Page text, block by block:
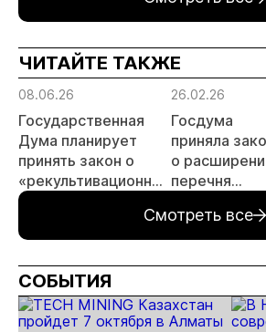
России»
году
ЧИТАЙТЕ ТАКЖЕ
08.06.26
Государственная
Дума планирует
принять закон о
«рекультивационных
фондах»
26.02.26
Госдума
приняла
о
перечня
видов
РФ
Смотреть все
СОБЫТИЯ